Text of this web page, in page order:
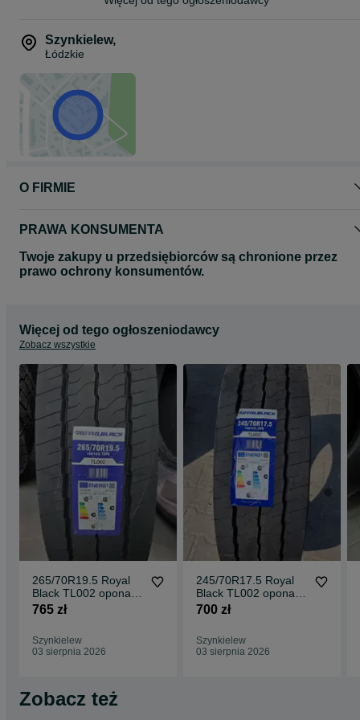
95-200 Pabianice
przy zjeździe z S14
Możliwy odbiór osobisty lub wysyłka kurierem.
Wystawiamy fakturę VAT.
opona ciężarowa, opony ciężarowe 22.5, opony tir, opony do
ciężarówki, opona napędowa, opony do tira, opony do ciągnika
siodłowego, opony ciężarowe nowe, opony 315/70R22.5
Szynkielew,
Łódzkie
O FIRMIE
PRAWA KONSUMENTA
Twoje zakupy u przedsiębiorców są chronione przez
prawo ochrony konsumentów.
Więcej od tego ogłoszeniodawcy
Zobacz wszystkie
265/70R19.5 Royal
Black TL002 opona
ciężarowa naczepowa
765 zł
Szynkielew
03 sierpnia 2026
245/70R17.5 Royal
Black TL002 opona
ciężarowa naczepowa
700 zł
Szynkielew
03 sierpnia 2026
Zobacz też